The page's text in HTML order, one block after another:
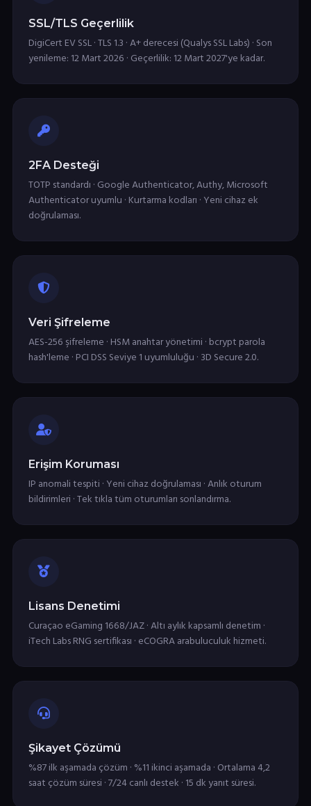
SSL/TLS Geçerlilik
DigiCert EV SSL · TLS 1.3 · A+ derecesi (Qualys SSL Labs) · Son
yenileme: 12 Mart 2026 · Geçerlilik: 12 Mart 2027'ye kadar.
2FA Desteği
TOTP standardı · Google Authenticator, Authy, Microsoft
Authenticator uyumlu · Kurtarma kodları · Yeni cihaz ek
doğrulaması.
Veri Şifreleme
AES-256 şifreleme · HSM anahtar yönetimi · bcrypt parola
hash'leme · PCI DSS Seviye 1 uyumluluğu · 3D Secure 2.0.
Erişim Koruması
IP anomali tespiti · Yeni cihaz doğrulaması · Anlık oturum
bildirimleri · Tek tıkla tüm oturumları sonlandırma.
Lisans Denetimi
Curaçao eGaming 1668/JAZ · Altı aylık kapsamlı denetim ·
iTech Labs RNG sertifikası · eCOGRA arabuluculuk hizmeti.
Şikayet Çözümü
%87 ilk aşamada çözüm · %11 ikinci aşamada · Ortalama 4,2
saat çözüm süresi · 7/24 canlı destek · 15 dk yanıt süresi.